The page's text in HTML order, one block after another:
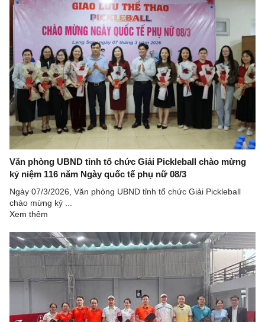
Văn phòng UBND tỉnh tổ chức Giải Pickleball chào mừng
kỷ niệm 116 năm Ngày quốc tế phụ nữ 08/3
Ngày 07/3/2026, Văn phòng UBND tỉnh tổ chức Giải Pickleball
chào mừng kỷ ...
Xem thêm